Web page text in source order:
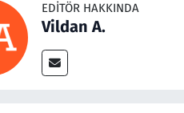
EDITÖR HAKKINDA
Vildan A.